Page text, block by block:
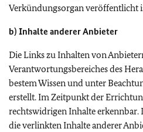
Verkündungsorgan veröffentlicht
b) Inhalte anderer Anbieter
Die Links zu Inhalten von
Verantwortungsbereiches des
bestem Wissen und unter
erstellt. Im Zeitpunkt der
rechtswidrigen Inhalte erkennbar.
die verlinkten Inhalte anderer